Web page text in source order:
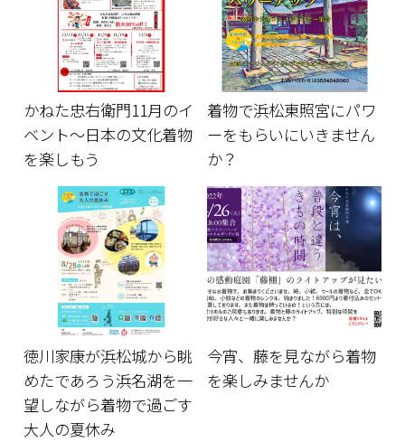
かねた忠右衛門11月のイ
ベント～日本の文化着物
を楽しもう
着物で浜松東照宮にパワ
ーをもらいにいきません
か？
徳川家康が浜松城から眺
めたであろう浜名湖を一
望しながら着物で過ごす
大人の夏休み
今宵、藤を見ながら着物
を楽しみませんか